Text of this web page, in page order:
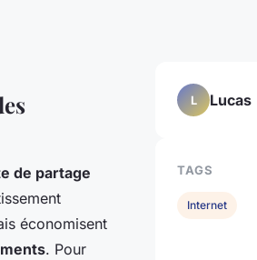
de partage
économisent
. Pour
L Lucas
TAGS
Internet